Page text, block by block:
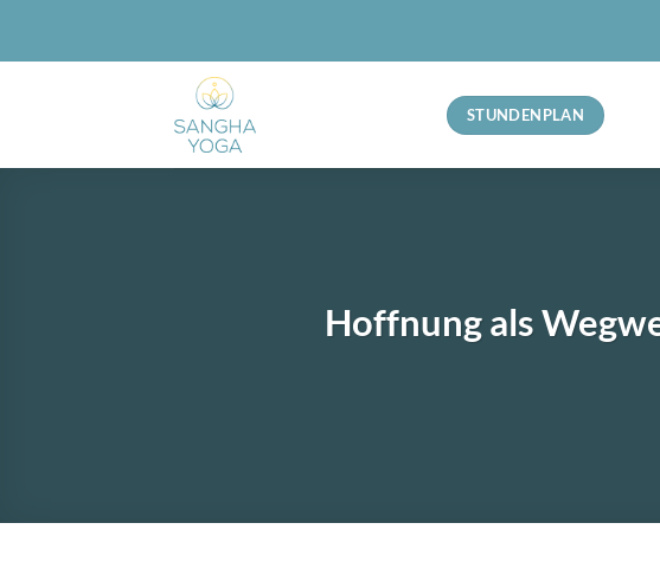
STUNDENPLAN
Hoffnung als